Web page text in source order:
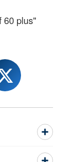
60 plus"